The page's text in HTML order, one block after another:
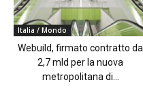
Italia / Mondo
Webuild, firmato contratto da
2,7 mld per la nuova
metropolitana di...